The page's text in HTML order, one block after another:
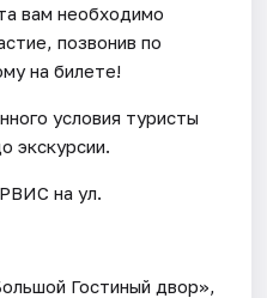
вам необходимо
позвонив по
на билете!
условия туристы
экскурсии.
на ул.
Гостиный двор»,